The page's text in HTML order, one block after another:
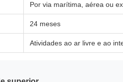
Por via marítima, aérea ou
24 meses
Atividades ao ar livre e ao